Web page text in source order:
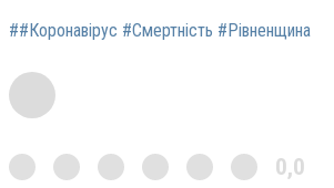
##Коронавірус #Смертність #Рівненщина
0,0